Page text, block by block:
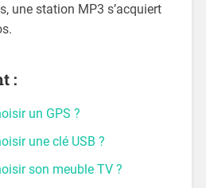
une station MP3 s’acquiert
:
un GPS ?
une clé USB ?
son meuble TV ?